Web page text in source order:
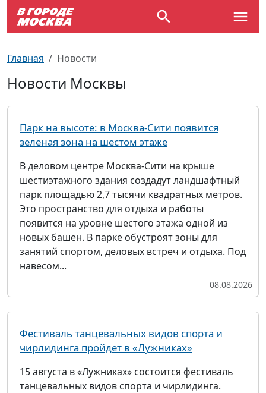
Главная Новости
Новости Москвы
Парк на высоте: в Москва-Сити появится
зеленая зона на шестом этаже
В деловом центре Москва-Сити на крыше
шестиэтажного здания создадут ландшафтный
парк площадью 2,7 тысячи квадратных метров.
Это пространство для отдыха и работы
появится на уровне шестого этажа одной из
новых башен. В парке обустроят зоны для
занятий спортом, деловых встреч и отдыха. Под
навесом...
08.08.2026
Фестиваль танцевальных видов спорта и
чирлидинга пройдет в «Лужниках»
15 августа в «Лужниках» состоится фестиваль
танцевальных видов спорта и чирлидинга.
Детям
Концерты
Спорт
Театр
Экскурсии
ТV-программа
По профессиям
Возле метро
Новости
Перехватывающие парковки
Платные парковки закрытого типа
Специализированные стоянки
Стоянки для большегрузного
автотранспорта
Трамваи
Электрички
Схема метро
Пробки на дорогах
Карта Москвы
Улицы Москвы
Почтовые индексы